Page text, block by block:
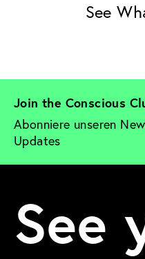
See
Join the Conscious
Abonniere unseren
Updates
See